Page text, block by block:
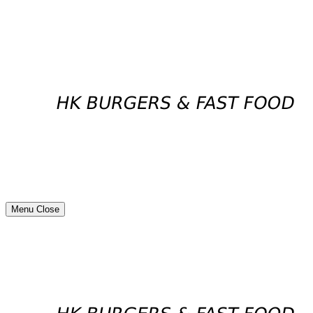
Menu Close